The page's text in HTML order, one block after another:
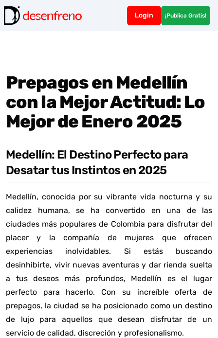
Login ¡Publica Gratis!
Prepagos en Medellín
con la Mejor Actitud: Lo
Mejor de Enero 2025
Medellín: El Destino Perfecto para
Desatar tus Instintos en 2025
Medellín, conocida por su vibrante vida nocturna y su
calidez humana, se ha convertido en una de las
ciudades más populares de Colombia para disfrutar del
placer y la compañía de mujeres que ofrecen
experiencias inolvidables. Si estás buscando
desinhibirte, vivir nuevas aventuras y dar rienda suelta
a tus deseos más profundos, Medellín es el lugar
perfecto para hacerlo. Con su increíble oferta de
prepagos, la ciudad se ha posicionado como un destino
de lujo para aquellos que desean disfrutar de un
servicio de calidad, discreción y profesionalismo.